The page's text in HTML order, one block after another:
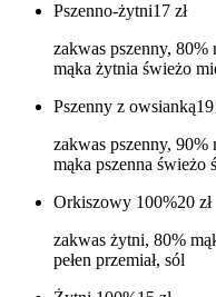
Pszenno-żytni17 zł
zakwas pszenny, 80%
mąka żytnia świeżo
Pszenny z owsianką19
zakwas pszenny, 90%
mąka pszenna
Orkiszowy 100%20 zł
zakwas żytni, 80%
pełen przemiał, sól